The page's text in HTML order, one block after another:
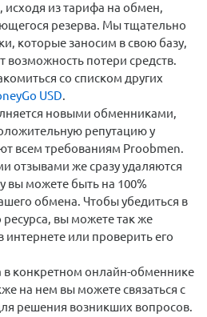
из тарифа на обмен,
резерва. Мы тщательно
которые заносим в свою базу,
возможность потери средств.
со списком других
USD.
новыми обменниками,
репутацию у
всем требованиям Proobmen.
отзывами же сразу удаляются
вы можете быть на 100%
обмена. Чтобы убедиться в
вы можете так же
или проверить его
конкретном онлайн-обменнике
на нем вы можете связаться с
решения возникших вопросов.